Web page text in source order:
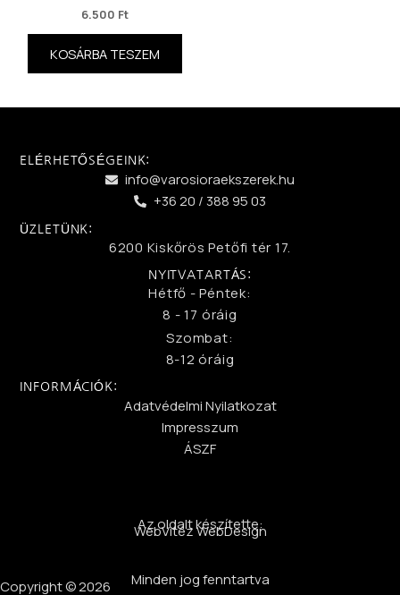
6.500 Ft
KOSÁRBA TESZEM
ELÉRHETŐSÉGEINK:
info@varosioraekszerek.hu
+36 20 / 388 95 03
ÜZLETÜNK:
6200 Kiskőrös Petőfi tér 17.
NYITVATARTÁS:
Hétfő - Péntek:
8 - 17 óráig
Szombat:
8-12 óráig
INFORMÁCIÓK:
Adatvédelmi Nyilatkozat
Impresszum
ÁSZF
Az oldalt készítette:
WebVitéz WebDesign
Minden jog fenntartva
Copyright © 2026